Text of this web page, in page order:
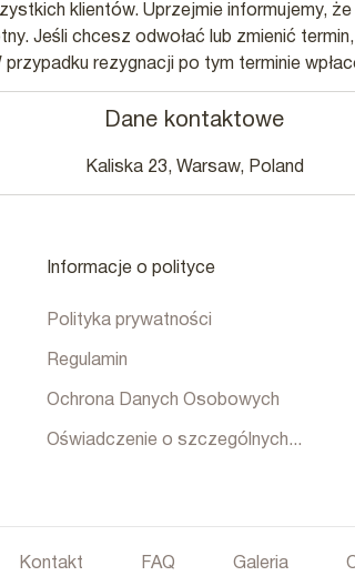
klientów. Uprzejmie informujemy,
Jeśli chcesz odwołać lub zmienić
przypadku rezygnacji po tym terminie
Dane kontaktowe
Kaliska 23, Warsaw, Poland
Informacje o polityce
Polityka prywatności
Regulamin
Ochrona Danych Osobowych
Oświadczenie o szczególnych...
Kontakt FAQ Galeria